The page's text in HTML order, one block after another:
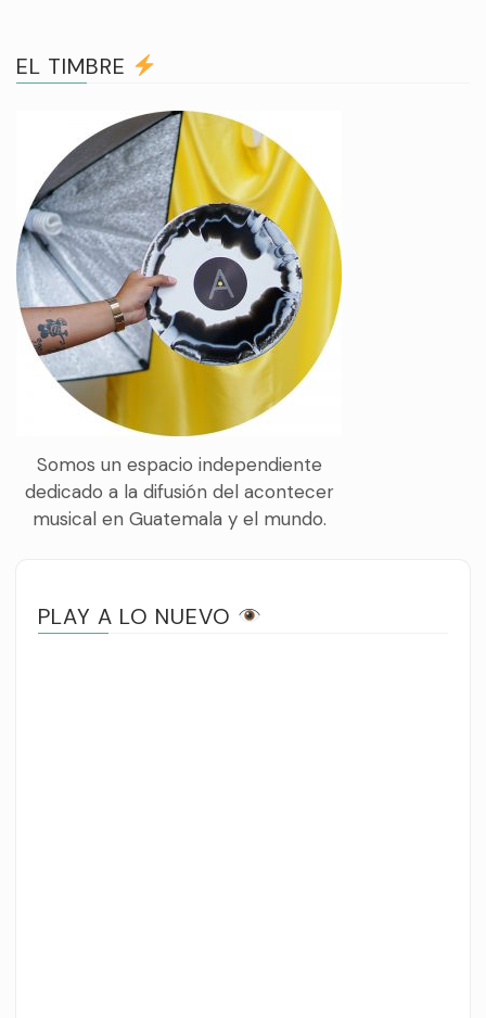
EL TIMBRE
Somos un espacio independiente
dedicado a la difusión del acontecer
musical en Guatemala y el mundo.
PLAY A LO NUEVO